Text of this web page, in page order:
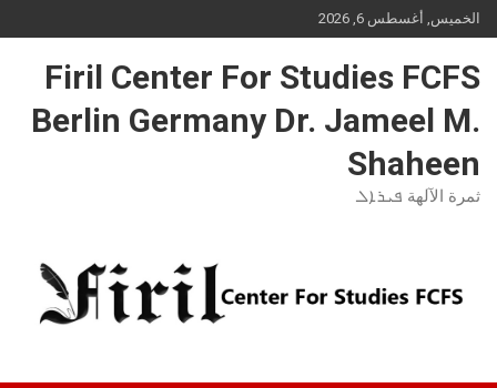
Skip
to
الخميس, أغسطس 6, 2026
Firil Center For Studies FCFS
Berlin Germany Dr. Jameel M.
Shaheen
ثمرة الآلهة ܦܝܪܐܠ